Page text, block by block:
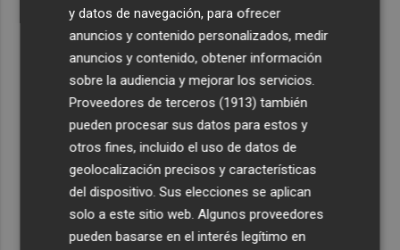
Recibe toda la actualidad de
Plaza Podcast en tu correo
Quiero suscribirme
y datos de navegación, para ofrecer
anuncios y contenido personalizados, medir
anuncios y contenido, obtener información
sobre la audiencia y mejorar los servicios.
Proveedores de terceros (1913) también
pueden procesar sus datos para estos y
otros fines, incluido el uso de datos de
geolocalización precisos y características
del dispositivo. Sus elecciones se aplican
solo a este sitio web. Algunos proveedores
pueden basarse en el interés legítimo en